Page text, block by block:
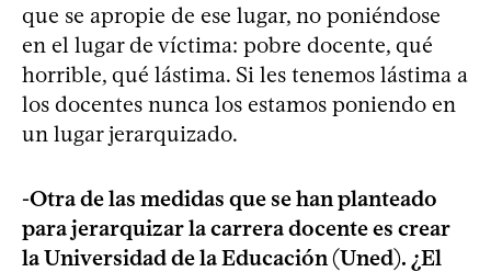
que se apropie de ese lugar, no poniéndose
en el lugar de víctima: pobre docente, qué
horrible, qué lástima. Si les tenemos lástima a
los docentes nunca los estamos poniendo en
un lugar jerarquizado.
-Otra de las medidas que se han planteado
para jerarquizar la carrera docente es crear
la Universidad de la Educación (Uned). ¿El